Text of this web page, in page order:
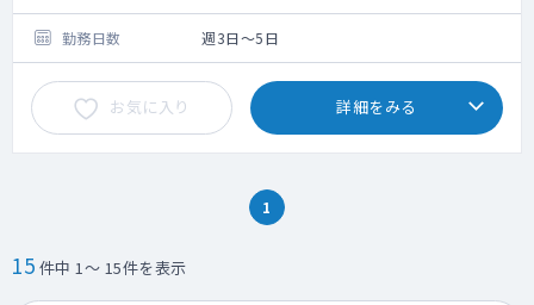
勤務日数 週3日～5日
お気に入り 詳細をみる
1
15 件中 1～ 15件を表示